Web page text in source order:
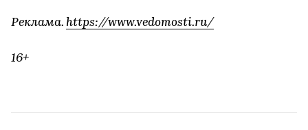
Реклама. https://www.vedomosti.ru/
16+